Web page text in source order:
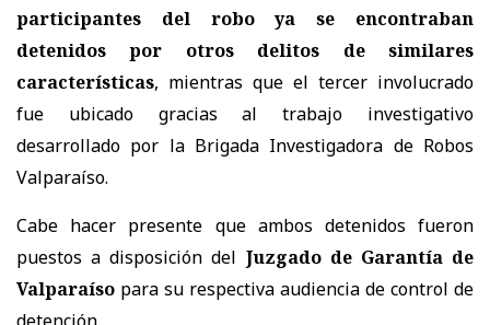
participantes del robo ya se encontraban
detenidos por otros delitos de similares
características, mientras que el tercer involucrado
fue ubicado gracias al trabajo investigativo
desarrollado por la Brigada Investigadora de Robos
Valparaíso.
Cabe hacer presente que ambos detenidos fueron
puestos a disposición del Juzgado de Garantía de
Valparaíso para su respectiva audiencia de control de
detención.